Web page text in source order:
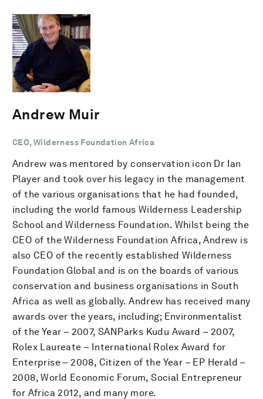
Andrew Muir
CEO, Wilderness Foundation Africa
Andrew was mentored by conservation icon Dr Ian
Player and took over his legacy in the management
of the various organisations that he had founded,
including the world famous Wilderness Leadership
School and Wilderness Foundation. Whilst being the
CEO of the Wilderness Foundation Africa, Andrew is
also CEO of the recently established Wilderness
Foundation Global and is on the boards of various
conservation and business organisations in South
Africa as well as globally. Andrew has received many
awards over the years, including; Environmentalist
of the Year – 2007, SANParks Kudu Award – 2007,
Rolex Laureate – International Rolex Award for
Enterprise – 2008, Citizen of the Year – EP Herald –
2008, World Economic Forum, Social Entrepreneur
for Africa 2012, and many more.